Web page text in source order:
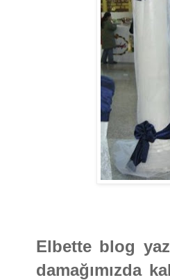
Elbette blog
damağımızda